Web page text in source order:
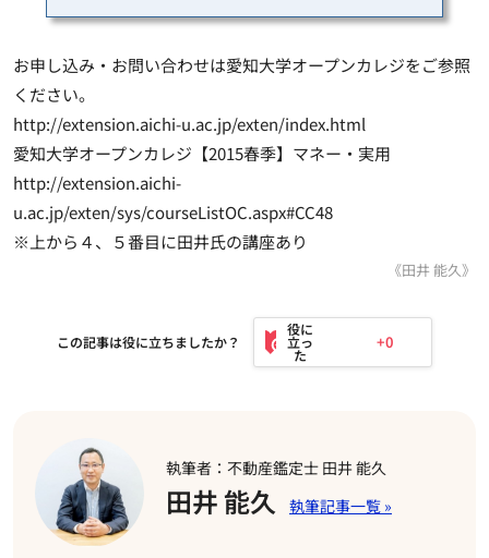
お申し込み・お問い合わせは愛知大学オープンカレジをご参照
ください。
http://extension.aichi-u.ac.jp/exten/index.html
愛知大学オープンカレジ【2015春季】マネー・実用
http://extension.aichi-
u.ac.jp/exten/sys/courseListOC.aspx#CC48
※上から４、５番目に田井氏の講座あり
《田井 能久》
この記事は役に立ちましたか？ +0
執筆者：不動産鑑定士 田井 能久
田井 能久